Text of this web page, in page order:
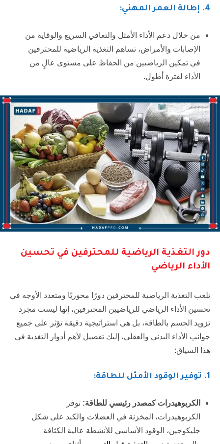
4. إطالة العمر المهني:
من خلال دعم الأداء الأمثل والتعافي السريع والوقاية من
الإصابات والأمراض، تساهم التغذية الرياضية للمحترفين
في تمكين الرياضيين من الحفاظ على مستوى عالٍ من
الأداء لفترة أطول.
دور التغذية الرياضية للمحترفين في تحسين
الأداء الرياضي
تلعب التغذية الرياضية للمحترفين دورًا محوريًا ومتعدد الأوجه في
تحسين الأداء الرياضي للرياضيين المحترفين، إنها ليست مجرد
تزويد الجسم بالطاقة، بل هي استراتيجية دقيقة تؤثر على جميع
جوانب الأداء البدني والعقلي، إليك تفصيل لأهم أدوار التغذية في
هذا السياق:
1. توفير الوقود الأمثل للطاقة:
الكربوهيدرات كمصدر رئيسي للطاقة: توفر
الكربوهيدرات، المخزنة في العضلات والكبد على شكل
جليكوجين، الوقود الأساسي للأنشطة عالية الكثافة